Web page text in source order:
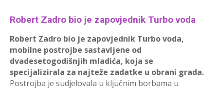
Robert Zadro bio je zapovjednik Turbo voda
Robert Zadro bio je zapovjednik Turbo voda,
mobilne postrojbe sastavljene od
dvadesetogodišnjih mladića, koja se
specijalizirala za najteže zadatke u obrani grada.
Postrojba je sudjelovala u ključnim borbama u